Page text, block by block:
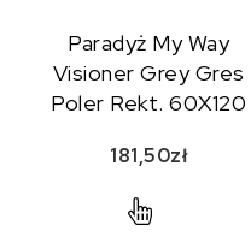
Paradyż My Way
Visioner Grey Gres
Poler Rekt. 60X120
181,50zł